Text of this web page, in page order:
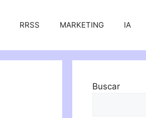
RRSS MARKETING IA
Buscar